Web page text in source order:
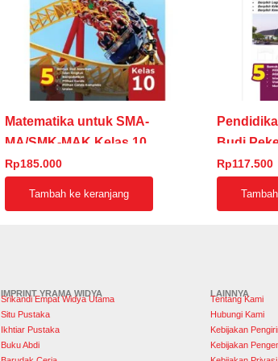
Matematika untuk SMA-
MA/SMK-MAK Kelas 10
Rp185.000
Tambah ke keranjang
Budi
SMA
Rp117.500
IMPRINT YRAMA WIDYA
Srikandi Empat Widya Utama
Situ Pustaka
Ikhtiar Pustaka
Buku Abdi
LAINNYA
Tentang Kami
Hubungi Kami
Kebijakan
Kebijakan